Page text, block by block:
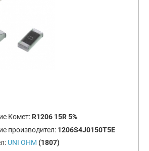
Комет: R1206 15R 5%
производител: 1206S4J0150T5E
UNI OHM (1807)